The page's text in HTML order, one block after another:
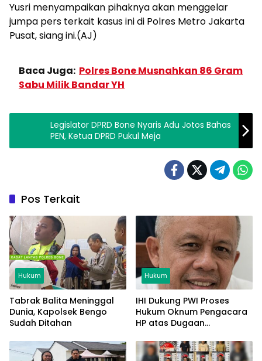
Yusri menyampaikan pihaknya akan menggelar
jumpa pers terkait kasus ini di Polres Metro Jakarta
Pusat, siang ini.(AJ)
Baca Juga: Polres Bone Musnahkan 86 Gram
Sabu Milik Bandar YH
Legislator DPRD Bone Nyaris Adu Jotos Bahas
PEN, Ketua DPRD Pukul Meja
Pos Terkait
Hukum
Tabrak Balita Meninggal
Dunia, Kapolsek Bengo
Sudah Ditahan
Hukum
IHI Dukung PWI Proses
Hukum Oknum Pengacara
HP atas Dugaan
Jurnalis